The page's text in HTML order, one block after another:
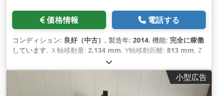
価格情報 電話する
コンディション: 良好（中古） , 製造年: 2014, 機能: 完全に稼働
しています, Ｘ軸移動量: 2,134 mm, Y軸移動距離: 813 mm, Z
, コントローラーメーカー:
転速度（最大）:8,100 回転/分, スピンドルモーター出力:22 ワ
ドキュメント / マ
ニュアル, 切屑搬送装置
小型広告